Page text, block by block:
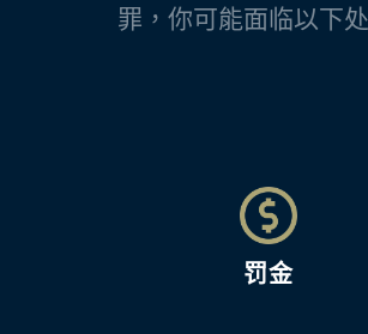
罪，你可能面临以下处
罚金